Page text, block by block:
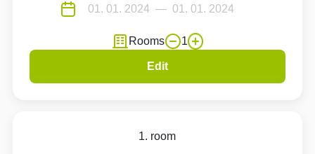
Rooms 1
Edit
1. room